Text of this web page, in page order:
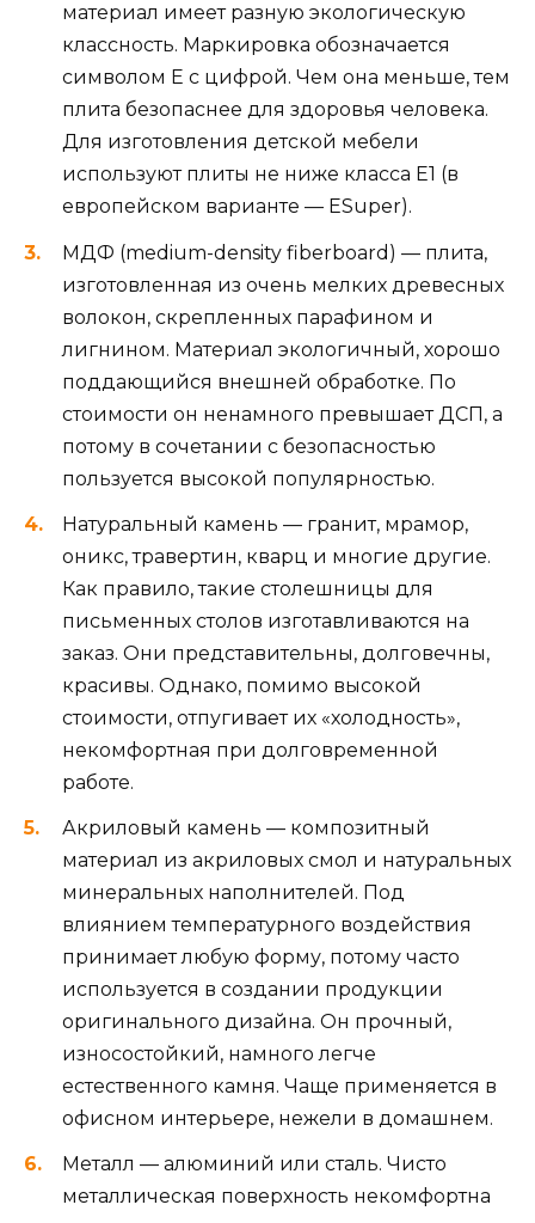
материал имеет разную экологическую
классность. Маркировка обозначается
символом Е с цифрой. Чем она меньше, тем
плита безопаснее для здоровья человека.
Для изготовления детской мебели
используют плиты не ниже класса E1 (в
европейском варианте — ESuper).
МДФ (medium-density fiberboard) — плита,
изготовленная из очень мелких древесных
волокон, скрепленных парафином и
лигнином. Материал экологичный, хорошо
поддающийся внешней обработке. По
стоимости он ненамного превышает ДСП, а
потому в сочетании с безопасностью
пользуется высокой популярностью.
Натуральный камень — гранит, мрамор,
оникс, травертин, кварц и многие другие.
Как правило, такие столешницы для
письменных столов изготавливаются на
заказ. Они представительны, долговечны,
красивы. Однако, помимо высокой
стоимости, отпугивает их «холодность»,
некомфортная при долговременной
работе.
Акриловый камень — композитный
материал из акриловых смол и натуральных
минеральных наполнителей. Под
влиянием температурного воздействия
принимает любую форму, потому часто
используется в создании продукции
оригинального дизайна. Он прочный,
износостойкий, намного легче
естественного камня. Чаще применяется в
офисном интерьере, нежели в домашнем.
Металл — алюминий или сталь. Чисто
металлическая поверхность некомфортна